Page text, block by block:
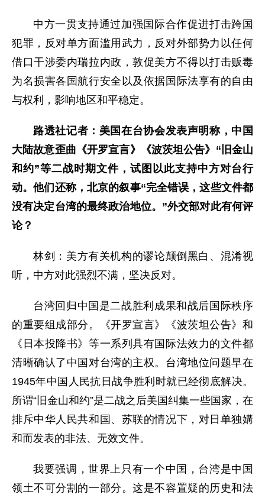
中方一贯支持通过加强国际合作促进打击跨国
犯罪，反对单方面滥用武力，反对外部势力以任何
借口干涉委内瑞拉内政，敦促美方不得以打击贩毒
为名损害各国航行安全以及依据国际法享有的自由
与权利，影响地区和平稳定。
路透社记者：美国在台协会发表声明称，中国
大陆故意歪曲《开罗宣言》《波茨坦公告》“旧金山
和约”等二战时期文件，试图以此支持中方对台行
动。他们还称，北京的叙事“完全错误，这些文件都
没有决定台湾的最终政治地位。”外交部对此有何评
论？
林剑：美方有关机构的谬论颠倒黑白、混淆视
听，中方对此强烈不满，坚决反对。
台湾回归中国是二战胜利成果和战后国际秩序
的重要组成部分。《开罗宣言》《波茨坦公告》和
《日本投降书》等一系列具有国际法效力的文件都
清晰确认了中国对台湾的主权。台湾地位问题早在
1945年中国人民抗日战争胜利时就已经彻底解决。
所谓“旧金山和约”是二战之后美国纠集一些国家，在
排斥中华人民共和国、苏联的情况下，对日单独媾
和而发表的非法、无效文件。
我要强调，世界上只有一个中国，台湾是中国
领土不可分割的一部分。这是不容置疑的历史和法